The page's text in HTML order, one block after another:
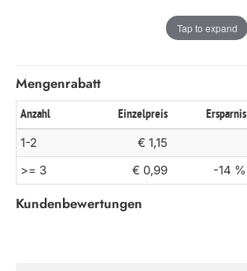
Tap to expand
Mengenrabatt
Anzahl Einzelpreis Ersparnis
1-2 € 1,15
>= 3
€ 0,99 -14 %
Kundenbewertungen